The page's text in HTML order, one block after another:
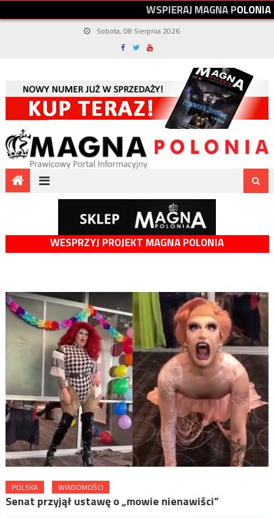
WSPIERAJMAGNAPOLONIA
Sobota, 08 Sierpnia 2026
WESPRZYJ PROJEKT MAGNA POLONIA
POLSKA WIADOMOŚCI
Senat przyjął ustawę o „mowie nienawiści”